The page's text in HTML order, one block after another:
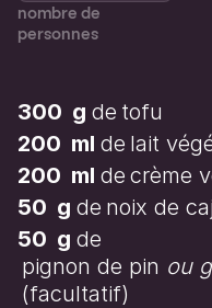
nombre de
personnes
300 g de tofu
200 ml de lait
200 ml de crème
50 g de noix de
50 g de
pignon de pin ou
(facultatif)